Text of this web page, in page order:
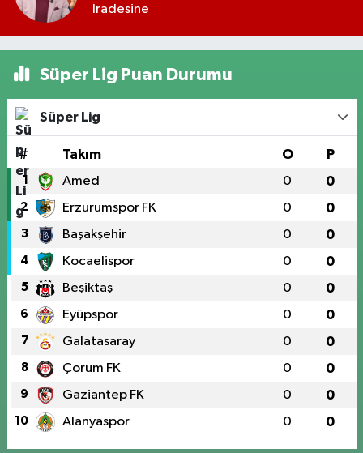
İradesine
Süper Lig Puan Durumu
Süper Lig
# Takım O P
1 Amed 0 0
2 Erzurumspor FK 0 0
3 Başakşehir 0 0
4 Kocaelispor 0 0
5 Beşiktaş 0 0
6 Eyüpspor 0 0
7 Galatasaray 0 0
8 Çorum FK 0 0
9 Gaziantep FK 0 0
10 Alanyaspor 0 0